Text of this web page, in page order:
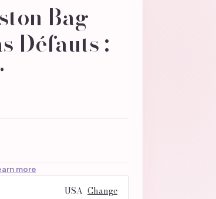
Bag
Défauts :
more
USA Change